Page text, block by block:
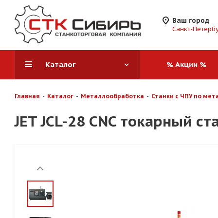
Ваш город
Санкт-
Каталог % Акции %
Главная - Каталог - Металлообработка - Станки с ЧПУ по
JET JCL-28 CNC токарный